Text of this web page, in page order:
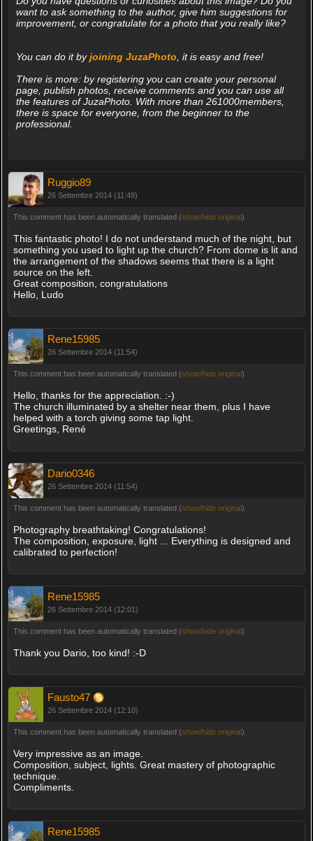
want to ask something to the author, give him suggestions for
improvement, or congratulate for a photo that you really like?
You can do it byjoining JuzaPhoto , it is easy and free!
There is more: by registering you can create your personal
page, publish photos, receive comments and you can use all
the features of JuzaPhoto. With more than 261000members,
there is space for everyone, from the beginner to the
professional.
Ruggio89
26 Settembre 2014 (11:49)
This comment has been automatically translated (show/hide original)
This fantastic photo! I do not understand much of the night, but
something you used to light up the church? From dome is lit and
the arrangement of the shadows seems that there is a light
source on the left.
Great composition, congratulations
Hello, Ludo
Rene15985
26 Settembre 2014 (11:54)
This comment has been automatically translated (show/hide original)
Hello, thanks for the appreciation. :-)
The church illuminated by a shelter near them, plus I have
helped with a torch giving some tap light.
Greetings, René
Dario0346
26 Settembre 2014 (11:54)
This comment has been automatically translated (show/hide original)
Photography breathtaking! Congratulations!
The composition, exposure, light ... Everything is designed and
calibrated to perfection!
Rene15985
26 Settembre 2014 (12:01)
This comment has been automatically translated (show/hide original)
Thank you Dario, too kind! :-D
Fausto47
26 Settembre 2014 (12:10)
This comment has been automatically translated (show/hide original)
Very impressive as an image.
Composition, subject, lights. Great mastery of photographic
technique.
Compliments.
Rene15985